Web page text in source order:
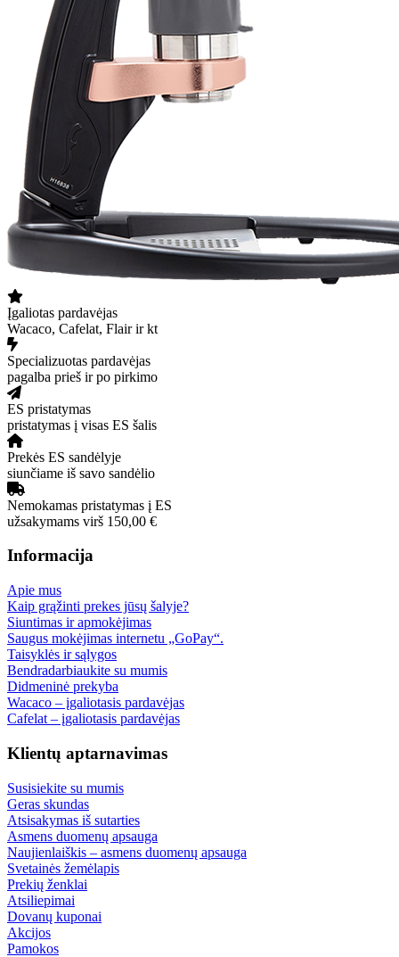
Įgaliotas pardavėjas
Wacaco, Cafelat, Flair ir kt
Specializuotas pardavėjas
pagalba prieš ir po pirkimo
ES pristatymas
pristatymas į visas ES šalis
Prekės ES sandėlyje
siunčiame iš savo sandėlio
Nemokamas pristatymas į ES
užsakymams virš 150,00 €
Informacija
Apie mus
Kaip grąžinti prekes jūsų šalyje?
Siuntimas ir apmokėjimas
Saugus mokėjimas internetu „GoPay“.
Taisyklės ir sąlygos
Bendradarbiaukite su mumis
Didmeninė prekyba
Wacaco – įgaliotasis pardavėjas
Cafelat – įgaliotasis pardavėjas
Klientų aptarnavimas
Susisiekite su mumis
Geras skundas
Atsisakymas iš sutarties
Asmens duomenų apsauga
Naujienlaiškis – asmens duomenų apsauga
Svetainės žemėlapis
Prekių ženklai
Atsiliepimai
Dovanų kuponai
Akcijos
Pamokos